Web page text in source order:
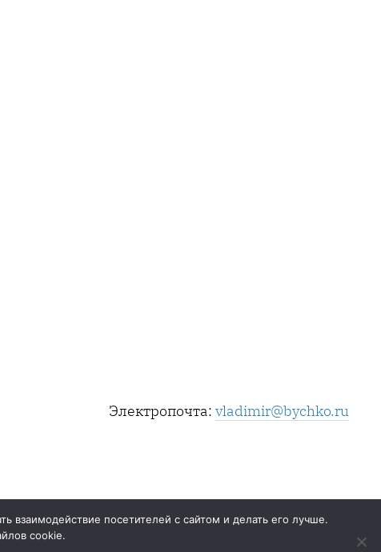
Электропочта: vladimir@bychko.ru
взаимодействие посетителей с сайтом и делать его лучше.
cookie.